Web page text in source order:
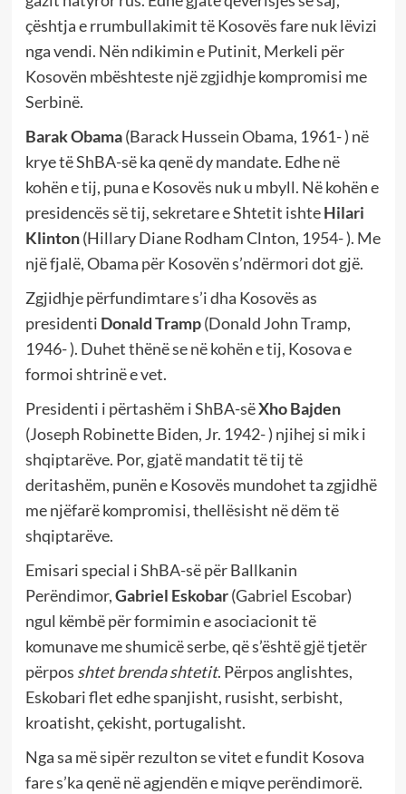
çështja e rrumbullakimit të Kosovës fare nuk lëvizi
nga vendi. Nën ndikimin e Putinit, Merkeli për
Kosovën mbështeste një zgjidhje kompromisi me
Serbinë.
Barak Obama(Barack Hussein Obama, 1961- ) në
krye të ShBA-së ka qenë dy mandate. Edhe në
kohën e tij, puna e Kosovës nuk u mbyll. Në kohën e
presidencës së tij, sekretare e Shtetit ishteHilari
Klinton(Hillary Diane Rodham Clnton, 1954- ). Me
një fjalë, Obama për Kosovën s’ndërmori dot gjë.
Zgjidhje përfundimtare s’i dha Kosovës as
presidenti Donald Tramp(Donald John Tramp,
1946- ). Duhet thënë se në kohën e tij, Kosova e
formoi shtrinë e vet.
Presidenti i përtashëm i ShBA-sëXho Bajden
(Joseph Robinette Biden, Jr. 1942- ) njihej si mik i
shqiptarëve. Por, gjatë mandatit të tij të
deritashëm, punën e Kosovës mundohet ta zgjidhë
me njëfarë kompromisi, thellësisht në dëm të
shqiptarëve.
Emisari special i ShBA-së për Ballkanin
Perëndimor,Gabriel Eskobar(Gabriel Escobar)
ngul këmbë për formimin e asociacionit të
komunave me shumicë serbe, që s’është gjë tjetër
përpos shtet brenda shtetit. Përpos anglishtes,
Eskobari flet edhe spanjisht, rusisht, serbisht,
kroatisht, çekisht, portugalisht.
Nga sa më sipër rezulton se vitet e fundit Kosova
fare s’ka qenë në agjendën e miqve perëndimorë.